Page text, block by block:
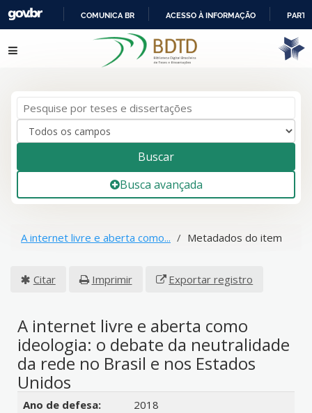
IR
PARA
COMUNICA BR ACESSO À INFORMAÇÃO
Pular para o conteúdo
Buscar
Busca avançada
A internet livre e aberta como... Metadados do item
Citar Imprimir Exportar registro
A internet livre e aberta como
ideologia: o debate da neutralidade
da rede no Brasil e nos Estados
Unidos
Detalhes bibliográficos
Ano de defesa:
2018